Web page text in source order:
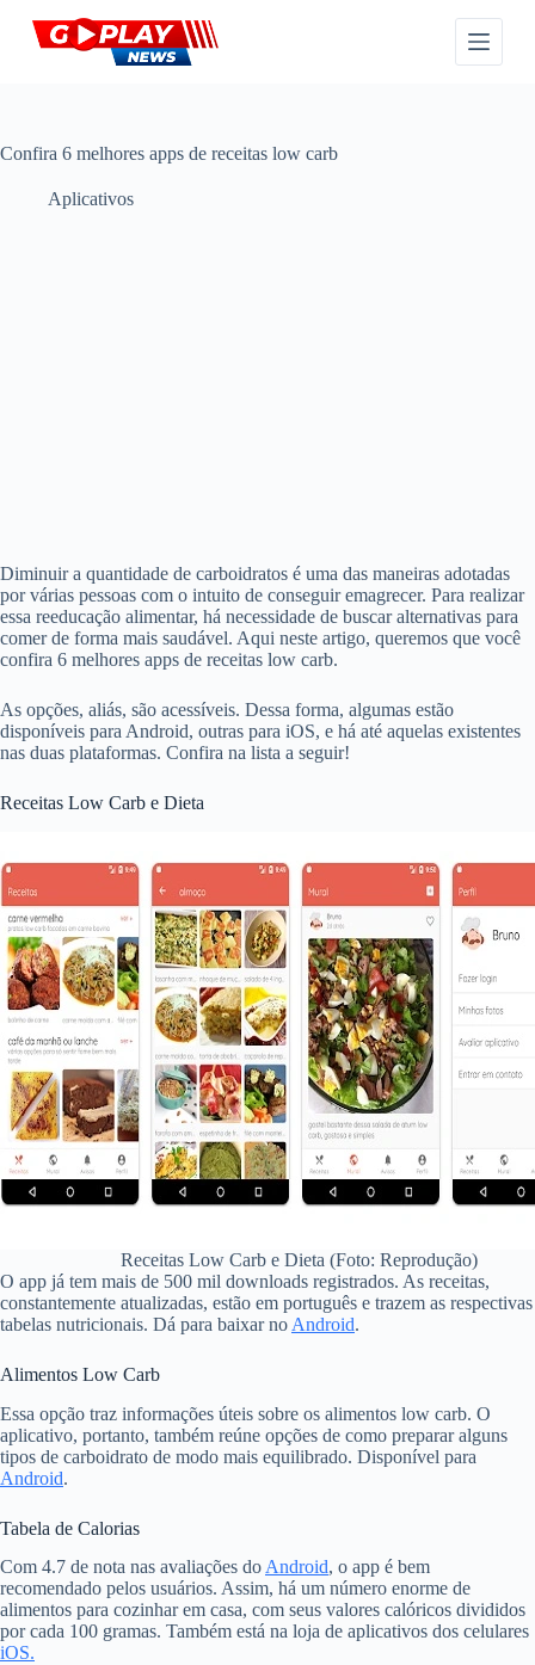
P
a
Confira 6 melhores apps de receitas low carb
Aplicativos
Diminuir a quantidade de carboidratos é uma das maneiras adotadas
por várias pessoas com o intuito de conseguir emagrecer. Para realizar
essa reeducação alimentar, há necessidade de buscar alternativas para
comer de forma mais saudável. Aqui neste artigo, queremos que você
confira 6 melhores apps de receitas low carb.
As opções, aliás, são acessíveis. Dessa forma, algumas estão
disponíveis para Android, outras para iOS, e há até aquelas existentes
nas duas plataformas. Confira na lista a seguir!
Receitas Low Carb e Dieta
Receitas Low Carb e Dieta (Foto: Reprodução)
O app já tem mais de 500 mil downloads registrados. As receitas,
constantemente atualizadas, estão em português e trazem as respectivas
tabelas nutricionais. Dá para baixar no Android.
Alimentos Low Carb
Essa opção traz informações úteis sobre os alimentos low carb. O
aplicativo, portanto, também reúne opções de como preparar alguns
tipos de carboidrato de modo mais equilibrado. Disponível para
Android.
Tabela de Calorias
Com 4.7 de nota nas avaliações do Android, o app é bem
recomendado pelos usuários. Assim, há um número enorme de
alimentos para cozinhar em casa, com seus valores calóricos divididos
por cada 100 gramas. Também está na loja de aplicativos dos celulares
iOS.